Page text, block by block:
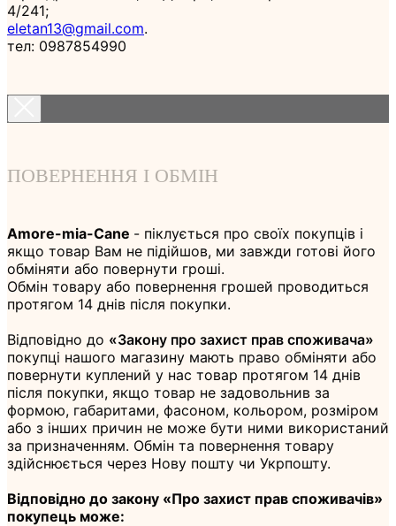
4/241;
eletan13@gmail.com.
тел: 0987854990
ПОВЕРНЕННЯ І ОБМІН
Amore-mia-Cane - піклується про своїх покупців і
якщо товар Вам не підійшов, ми завжди готові його
обміняти або повернути гроші.
Обмін товару або повернення грошей проводиться
протягом 14 днів після покупки.
Відповідно до «Закону про захист прав споживача»
покупці нашого магазину мають право обміняти або
повернути куплений у нас товар протягом 14 днів
після покупки, якщо товар не задовольнив за
формою, габаритами, фасоном, кольором, розміром
або з інших причин не може бути ними використаний
за призначенням. Обмін та повернення товару
здійснюється через Нову пошту чи Укрпошту.
Відповідно до закону «Про захист прав споживачів»
покупець може: